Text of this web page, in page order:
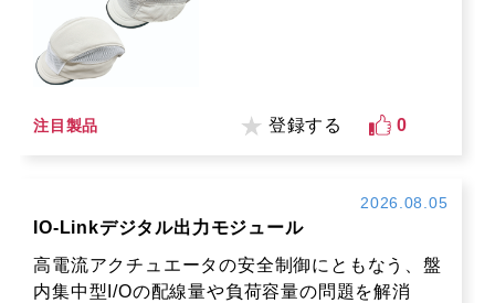
注目製品 登録する 0
2026.08.05
IO-Linkデジタル出力モジュール
高電流アクチュエータの安全制御にともなう、盤
内集中型I/Oの配線量や負荷容量の問題を解消